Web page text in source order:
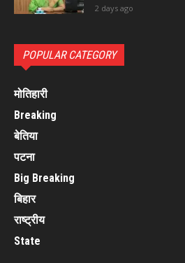
2 days ago
POPULAR CATEGORY
मोतिहारी
Breaking
बेतिया
पटना
Big Breaking
बिहार
राष्ट्रीय
State